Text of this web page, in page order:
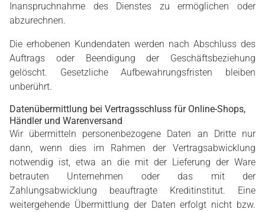
Inanspruchnahme des Dienstes zu ermöglichen oder
abzurechnen.
Die erhobenen Kundendaten werden nach Abschluss des
Auftrags oder Beendigung der Geschäftsbeziehung
gelöscht. Gesetzliche Aufbewahrungsfristen bleiben
unberührt.
Datenübermittlung bei Vertragsschluss für Online-Shops,
Händler und Warenversand
Wir übermitteln personenbezogene Daten an Dritte nur
dann, wenn dies im Rahmen der Vertragsabwicklung
notwendig ist, etwa an die mit der Lieferung der Ware
betrauten Unternehmen oder das mit der
Zahlungsabwicklung beauftragte Kreditinstitut. Eine
weitergehende Übermittlung der Daten erfolgt nicht bzw.